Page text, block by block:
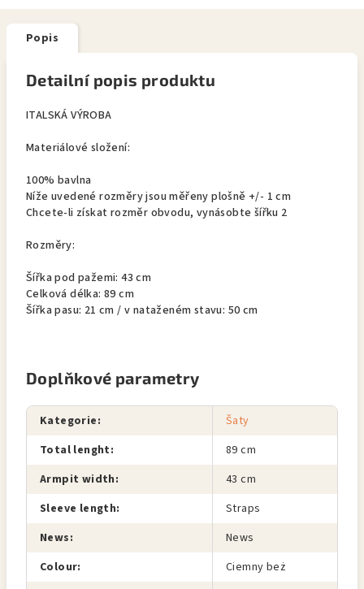
Popis
Detailní popis produktu
ITALSKÁ VÝROBA
Materiálové složení:
100% bavlna
Níže uvedené rozměry jsou měřeny plošně +/- 1 cm
Chcete-li získat rozměr obvodu, vynásobte šířku 2
Rozměry:
Šířka pod pažemi: 43 cm
Celková délka: 89 cm
Šířka pasu: 21 cm / v nataženém stavu: 50 cm
Doplňkové parametry
Kategorie:
Šaty
Total lenght:
89 cm
Armpit width:
43 cm
Sleeve length:
Straps
News:
News
Colour:
Ciemny beż